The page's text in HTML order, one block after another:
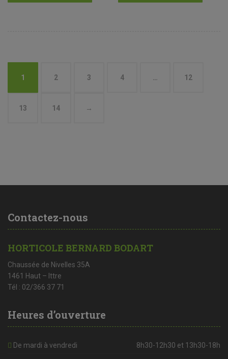
1 2 3 4 12
13 14 →
Contactez-nous
HORTICOLE BERNARD BODART
Chaussée de Nivelles 35A
1461 Haut – Ittre
Tél : 02/366 37 71
Heures d’ouverture
De mardi à vendredi 8h30-12h30 et 13h30-18h